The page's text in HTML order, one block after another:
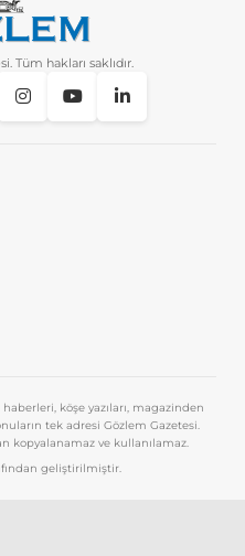
Tüm hakları saklıdır.
köşe yazıları, magazinden
tek adresi Gözlem Gazetesi.
kopyalanamaz ve kullanılamaz.
geliştirilmiştir.